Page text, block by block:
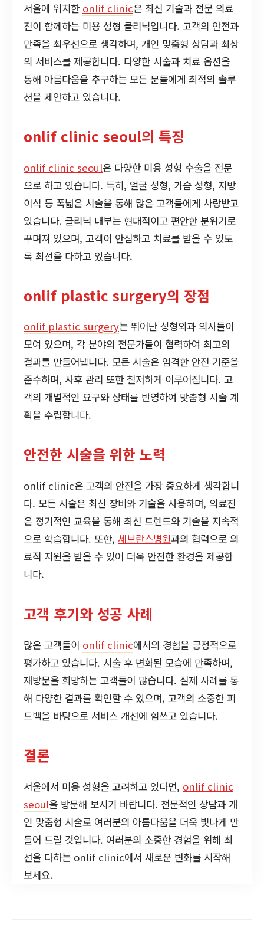
서울에 위치한 onlif clinic은 최신 기술과 전문 의료
진이 함께하는 미용 성형 클리닉입니다. 고객의 안전과
만족을 최우선으로 생각하며, 개인 맞춤형 상담과 최상
의 서비스를 제공합니다. 다양한 시술과 치료 옵션을
통해 아름다움을 추구하는 모든 분들에게 최적의 솔루
션을 제안하고 있습니다.
onlif clinic seoul의 특징
onlif clinic seoul은 다양한 미용 성형 수술을 전문
으로 하고 있습니다. 특히, 얼굴 성형, 가슴 성형, 지방
이식 등 폭넓은 시술을 통해 많은 고객들에게 사랑받고
있습니다. 클리닉 내부는 현대적이고 편안한 분위기로
꾸며져 있으며, 고객이 안심하고 치료를 받을 수 있도
록 최선을 다하고 있습니다.
onlif plastic surgery의 장점
onlif plastic surgery는 뛰어난 성형외과 의사들이
모여 있으며, 각 분야의 전문가들이 협력하여 최고의
결과를 만들어냅니다. 모든 시술은 엄격한 안전 기준을
준수하며, 사후 관리 또한 철저하게 이루어집니다. 고
객의 개별적인 요구와 상태를 반영하여 맞춤형 시술 계
획을 수립합니다.
안전한 시술을 위한 노력
onlif clinic은 고객의 안전을 가장 중요하게 생각합니
다. 모든 시술은 최신 장비와 기술을 사용하며, 의료진
은 정기적인 교육을 통해 최신 트렌드와 기술을 지속적
으로 학습합니다. 또한, 세브란스병원과의 협력으로 의
료적 지원을 받을 수 있어 더욱 안전한 환경을 제공합
니다.
고객 후기와 성공 사례
많은 고객들이 onlif clinic에서의 경험을 긍정적으로
평가하고 있습니다. 시술 후 변화된 모습에 만족하며,
재방문을 희망하는 고객들이 많습니다. 실제 사례를 통
해 다양한 결과를 확인할 수 있으며, 고객의 소중한 피
드백을 바탕으로 서비스 개선에 힘쓰고 있습니다.
결론
서울에서 미용 성형을 고려하고 있다면, onlif clinic
seoul을 방문해 보시기 바랍니다. 전문적인 상담과 개
인 맞춤형 시술로 여러분의 아름다움을 더욱 빛나게 만
들어 드릴 것입니다. 여러분의 소중한 경험을 위해 최
선을 다하는 onlif clinic에서 새로운 변화를 시작해
보세요.